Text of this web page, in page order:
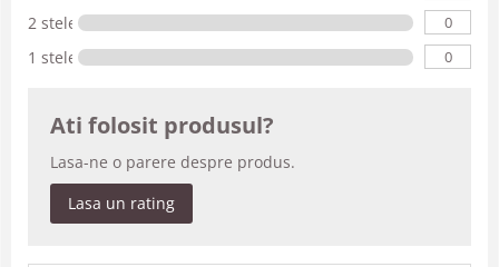
2 stele 0
1 stele 0
Ati folosit produsul?
Lasa-ne o parere despre produs.
Lasa un rating